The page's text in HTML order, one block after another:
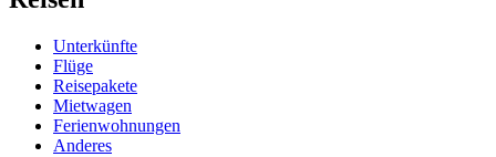
Unterkünfte
Flüge
Reisepakete
Mietwagen
Ferienwohnungen
Anderes